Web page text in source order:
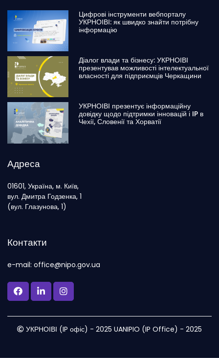
Цифрові інструменти вебпорталу
УКРНОІВІ: як швидко знайти потрібну
інформацію
Діалог влади та бізнесу: УКРНОІВІ
презентував можливості інтелектуальної
власності для підприємців Черкащини
УКРНОІВІ презентує інформаційну
довідку щодо підтримки інновацій і IP в
Чехії, Словенії та Хорватії
Адреса
01601, Україна, м. Київ,
вул. Дмитра Годзенка, 1
(вул. Глазунова, 1)
Контакти
e-mail: office@nipo.gov.ua
УКРНОІВІ (IP офіс) - 2025 UANIPIO (IP Office) - 2025